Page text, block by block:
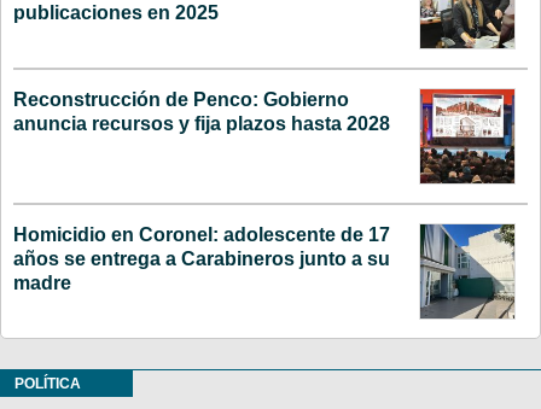
publicaciones en 2025
Reconstrucción de Penco: Gobierno
anuncia recursos y fija plazos hasta 2028
Homicidio en Coronel: adolescente de 17
años se entrega a Carabineros junto a su
madre
POLÍTICA